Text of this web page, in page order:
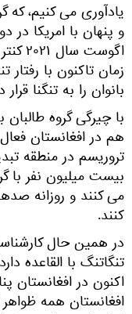
یادآوری می کنیم،
و پنهان با امریکا در
زمان تاکنون با رفتار
بانوان را به تنگنا
با چیرگی گروه
هم در افغانستان
تروریسم در منطقه
بیست میلیون نفر
می کنند و روزانه
کنند.
در همین حال
تنگاتنگ با القاعده
اکنون در افغانستان
افغانستان همه